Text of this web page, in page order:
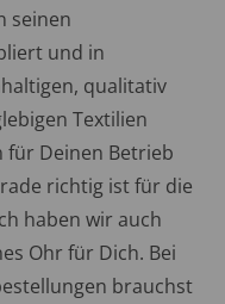
seinen
und in
qualitativ
Textilien
für Deinen Betrieb
richtig ist für die
haben wir auch
Ohr für Dich. Bei
brauchst